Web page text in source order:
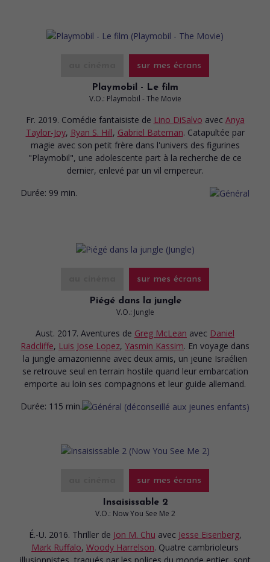
sur mes écrans
Playmobil - Le film
V.O.: Playmobil - The Movie
Fr. 2019. Comédie fantaisiste de Lino DiSalvo avec Anya
Taylor-Joy, Ryan S. Hill, Gabriel Bateman. Catapultée par
magie avec son petit frère dans l'univers des figurines
"Playmobil", une adolescente part à la recherche de ce
dernier, enlevé par un vil empereur.
Durée: 99 min.
sur mes écrans
Piégé dans la jungle
V.O.: Jungle
Aust. 2017. Aventures de Greg McLean avec Daniel
Radcliffe, Luis Jose Lopez, Yasmin Kassim. En voyage dans
la jungle amazonienne avec deux amis, un jeune Israélien
se retrouve seul en terrain hostile quand leur embarcation
emporte au loin ses compagnons et leur guide allemand.
Durée: 115 min.
sur mes écrans
Insaisissable 2
V.O.: Now You See Me 2
É.-U. 2016. Thriller de Jon M. Chu avec Jesse Eisenberg,
Mark Ruffalo, Woody Harrelson. Quatre cambrioleurs